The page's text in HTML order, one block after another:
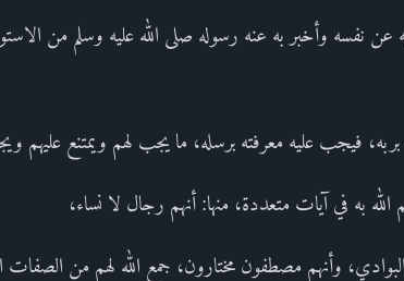
عن نفسه وأخبر به عنه رسوله صلى الله عليه وسلم من
فيجب عليه معرفته برسله، ما يجب لهم ويمتنع عليهم
به في آيات متعددة، منها: أنهم رجال لا نساء،
وأنهم مصطفون مختارون، جمع الله لهم من الصفات